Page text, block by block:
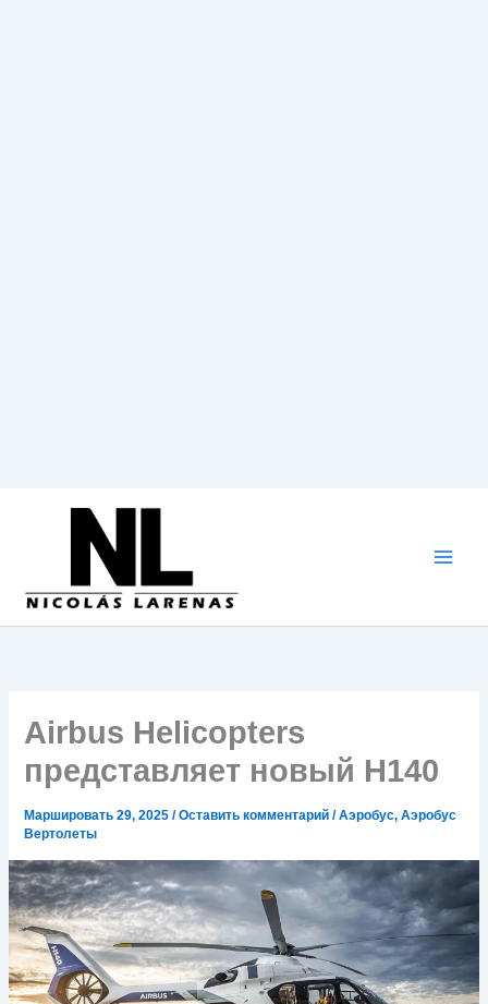
содержимому
Airbus Helicopters
представляет новый H140
Маршировать 29, 2025/Оставить комментарий /Аэробус,Аэробус
Вертолеты